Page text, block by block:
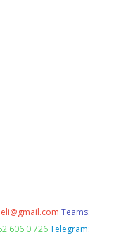
Teams:
606 0 726 Telegram: